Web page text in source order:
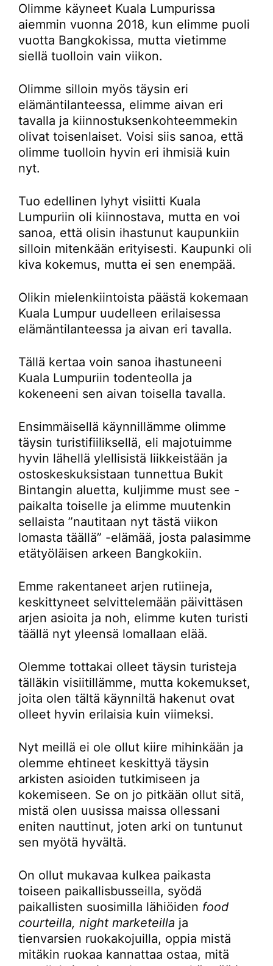
Olimme käyneet Kuala Lumpurissa
aiemmin vuonna 2018, kun elimme puoli
vuotta Bangkokissa, mutta vietimme
siellä tuolloin vain viikon.
Olimme silloin myös täysin eri
elämäntilanteessa, elimme aivan eri
tavalla ja kiinnostuksenkohteemmekin
olivat toisenlaiset. Voisi siis sanoa, että
olimme tuolloin hyvin eri ihmisiä kuin
nyt.
Tuo edellinen lyhyt visiitti Kuala
Lumpuriin oli kiinnostava, mutta en voi
sanoa, että olisin ihastunut kaupunkiin
silloin mitenkään erityisesti. Kaupunki oli
kiva kokemus, mutta ei sen enempää.
Olikin mielenkiintoista päästä kokemaan
Kuala Lumpur uudelleen erilaisessa
elämäntilanteessa ja aivan eri tavalla.
Tällä kertaa voin sanoa ihastuneeni
Kuala Lumpuriin todenteolla ja
kokeneeni sen aivan toisella tavalla.
Ensimmäisellä käynnillämme olimme
täysin turistifiiliksellä, eli majotuimme
hyvin lähellä ylellisistä liikkeistään ja
ostoskeskuksistaan tunnettua Bukit
Bintangin aluetta, kuljimme must see -
paikalta toiselle ja elimme muutenkin
sellaista ”nautitaan nyt tästä viikon
lomasta täällä” -elämää, josta palasimme
etätyöläisen arkeen Bangkokiin.
Emme rakentaneet arjen rutiineja,
keskittyneet selvittelemään päivittäsen
arjen asioita ja noh, elimme kuten turisti
täällä nyt yleensä lomallaan elää.
Olemme tottakai olleet täysin turisteja
tälläkin visiitillämme, mutta kokemukset,
joita olen tältä käynniltä hakenut ovat
olleet hyvin erilaisia kuin viimeksi.
Nyt meillä ei ole ollut kiire mihinkään ja
olemme ehtineet keskittyä täysin
arkisten asioiden tutkimiseen ja
kokemiseen. Se on jo pitkään ollut sitä,
mistä olen uusissa maissa ollessani
eniten nauttinut, joten arki on tuntunut
sen myötä hyvältä.
On ollut mukavaa kulkea paikasta
toiseen paikallisbusseilla, syödä
paikallisten suosimilla lähiöiden food
courteilla, night marketeilla ja
tienvarsien ruokakojuilla, oppia mistä
mitäkin ruokaa kannattaa ostaa, mitä